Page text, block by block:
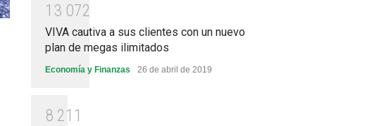
1 3 072
VIVA cautiva a sus clientes con un nuevo
plan de megas ilimitados
Economía y Finanzas 26 de abril de 2019
8 21 1